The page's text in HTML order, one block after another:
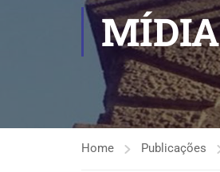
MÍDIA
Home Publicações